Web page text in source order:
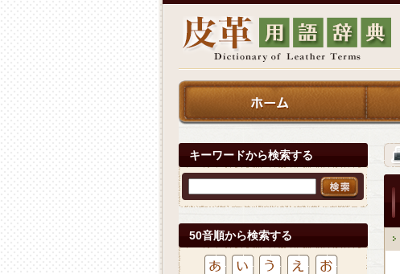
キーワードから検索する
50音順から検索する